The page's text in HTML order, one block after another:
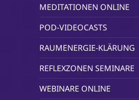
MEDITATIONEN ONLINE
POD-VIDEOCASTS
RAUMENERGIE-KLÄRUNG
REFLEXZONEN SEMINARE
WEBINARE ONLINE